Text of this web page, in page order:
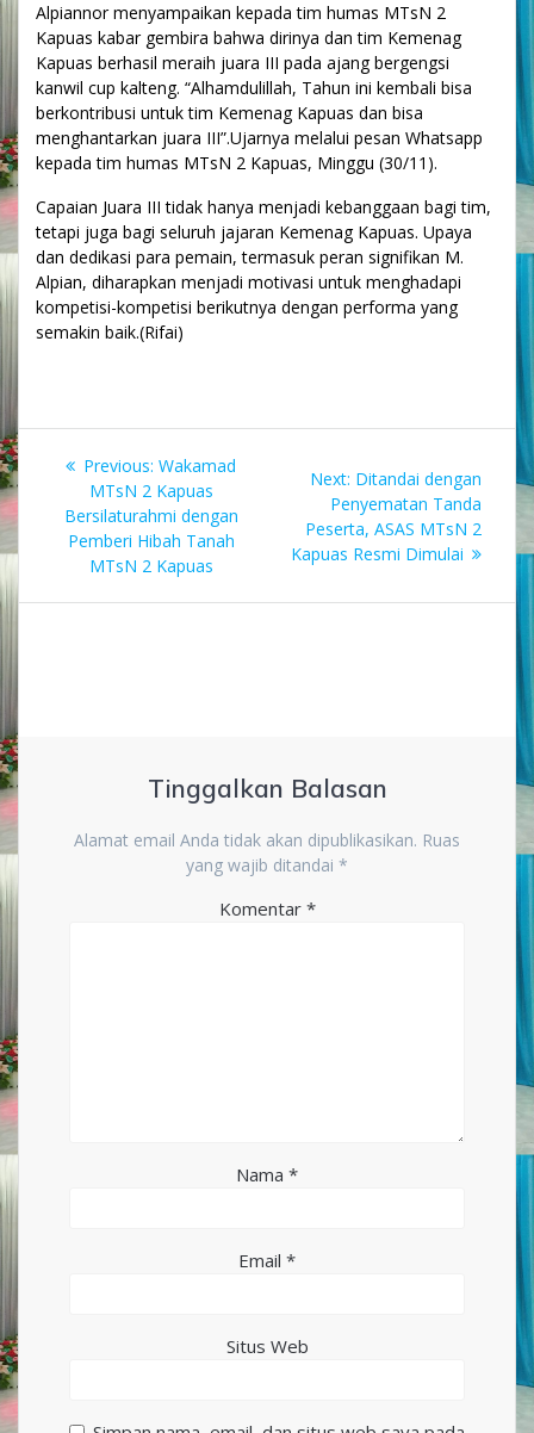
Alpiannor menyampaikan kepada tim humas MTsN 2
Kapuas kabar gembira bahwa dirinya dan tim Kemenag
Kapuas berhasil meraih juara III pada ajang bergengsi
kanwil cup kalteng. “Alhamdulillah, Tahun ini kembali bisa
berkontribusi untuk tim Kemenag Kapuas dan bisa
menghantarkan juara III”.Ujarnya melalui pesan Whatsapp
kepada tim humas MTsN 2 Kapuas, Minggu (30/11).
Capaian Juara III tidak hanya menjadi kebanggaan bagi tim,
tetapi juga bagi seluruh jajaran Kemenag Kapuas. Upaya
dan dedikasi para pemain, termasuk peran signifikan M.
Alpian, diharapkan menjadi motivasi untuk menghadapi
kompetisi-kompetisi berikutnya dengan performa yang
semakin baik.(Rifai)
Navigasi
pos
Previous: Previous
post:
Wakamad
MTsN 2 Kapuas
Bersilaturahmi dengan
Pemberi Hibah Tanah
MTsN 2 Kapuas
Next: Next
post:
Ditandai dengan
Penyematan Tanda
Peserta, ASAS MTsN 2
Kapuas Resmi Dimulai
Tinggalkan Balasan
Alamat email Anda tidak akan dipublikasikan. Ruas
yang wajib ditandai *
Komentar *
Nama *
Email *
Situs Web